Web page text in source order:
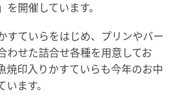
開催しています。
すていらをはじめ、プリンやバー
わせた詰合せ各種を用意してお
焼印入りかすていらも今年のお中
ます。